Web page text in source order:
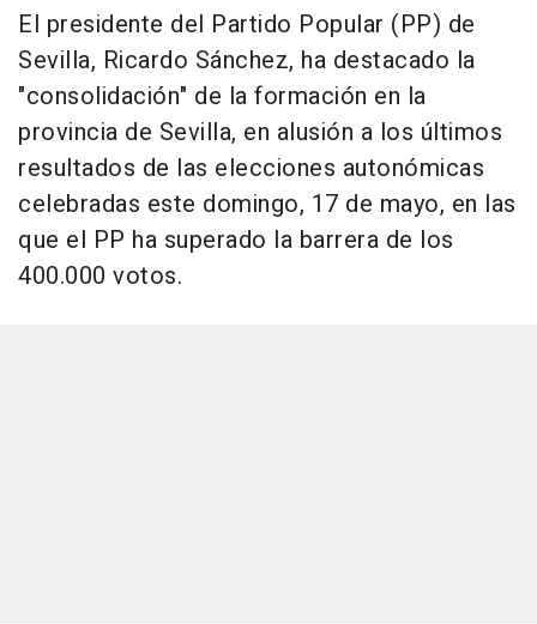
El presidente del Partido Popular (PP) de
Sevilla, Ricardo Sánchez, ha destacado la
"consolidación" de la formación en la
provincia de Sevilla, en alusión a los últimos
resultados de las elecciones autonómicas
celebradas este domingo, 17 de mayo, en las
que el PP ha superado la barrera de los
400.000 votos.